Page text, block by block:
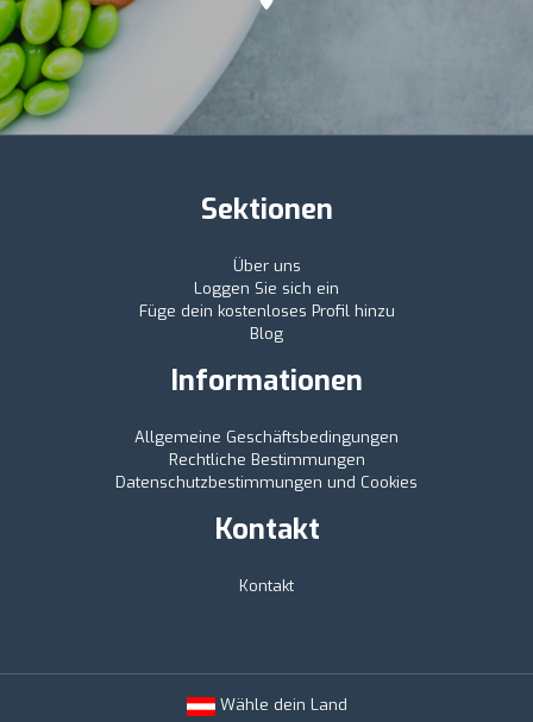
Sektionen
Über uns
Loggen Sie sich ein
Füge dein kostenloses Profil hinzu
Blog
Informationen
Allgemeine Geschäftsbedingungen
Rechtliche Bestimmungen
Datenschutzbestimmungen und Cookies
Kontakt
Kontakt
Wähle dein Land